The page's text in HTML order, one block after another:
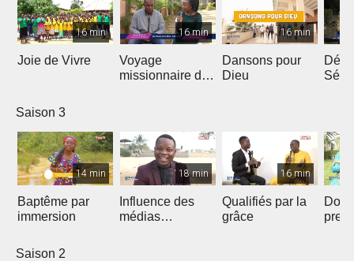
16 min
Joie de Vivre
16 min
Voyage
missionnaire de
16 min
Dansons pour
Dieu
Saison 3
14 min
Baptême par
immersion
18 min
Influence des
médias
16 min
Qualifiés par la
grâce
Saison 2